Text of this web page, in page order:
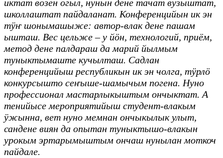
иктат возен огыл, нунын дене тачат вузыштат,
школлаштат пайдаланат. Конференцийын ик эн
тӱҥ шонымашыже: автор-влак дене пашам
ышташ. Вес цельже – у йӧн, технологий, приём,
метод дене палдараш да марий йылмым
туныктымаште кучылташ. Садлан
конференцийыш республикын ик эн чолга, тӱрлӧ
конкурсышто сеҥыше-шамычым погена. Нуно
профессионал мастарлыкыштым ончыктат. А
тенийысе мероприятийыш студент-влакым
ӱжынна, вет нуно мемнан ончыкылык улыт,
сандене виян да опытан туныктышо-влакын
урокым эртарымыштым ончаш нунылан моткоч
пайдале.